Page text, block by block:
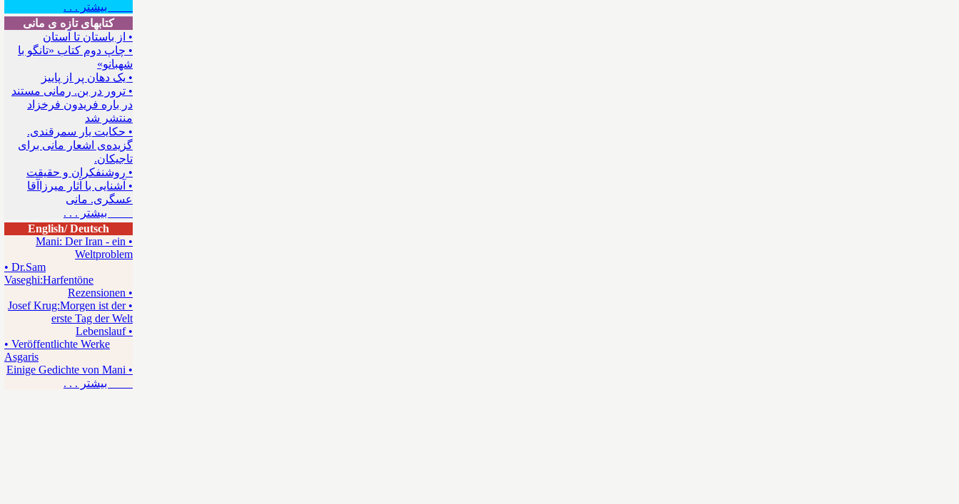
بیشتر . . .
کتابهای تازه ی مانی
• از باستان تا آستان
• چاپ دوم کتاب «تانگو با
شهبانو»
• یک دهان پر از پاییز
• ترور در بن. رمانی مستند
در باره فریدون فرخزاد
منتشر شد
• حکایت یار سمرقندی.
گزیده‌ی اشعار مانی برای
تاجیکان.
• روشنفکران و حقیقت
• آشنایی با آثار میرزاآقا
عسگری. مانی
بیشتر . . .
English/ Deutsch
• Mani: Der Iran - ein
Weltproblem
• Dr.Sam
Vaseghi:Harfentöne
• Rezensionen
• Josef Krug:Morgen ist der
erste Tag der Welt
• Lebenslauf
• Veröffentlichte Werke
Asgaris
• Einige Gedichte von Mani
بیشتر . . .